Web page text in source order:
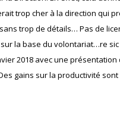
trop cher à la direction qui
trop de détails… Pas de
la base du volontariat…re sic
2018 avec une présentation
Des gains sur la productivité